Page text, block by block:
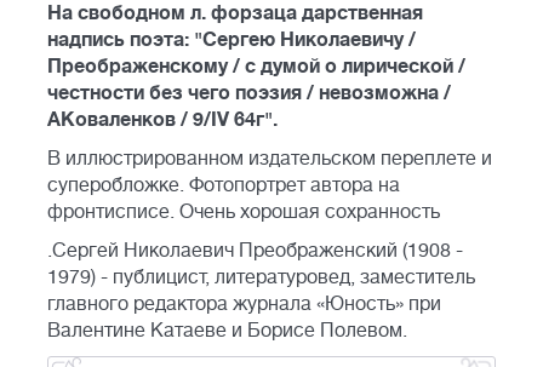
На свободном л. форзаца дарственная
надпись поэта: "Сергею Николаевичу /
Преображенскому / с думой о лирической /
честности без чего поэзия / невозможна /
АКоваленков / 9/IV 64г".
В иллюстрированном издательском переплете и
суперобложке. Фотопортрет автора на
фронтисписе. Очень хорошая сохранность
.Сергей Николаевич Преображенский (1908 -
1979) - публицист, литературовед, заместитель
главного редактора журнала «Юность» при
Валентине Катаеве и Борисе Полевом.